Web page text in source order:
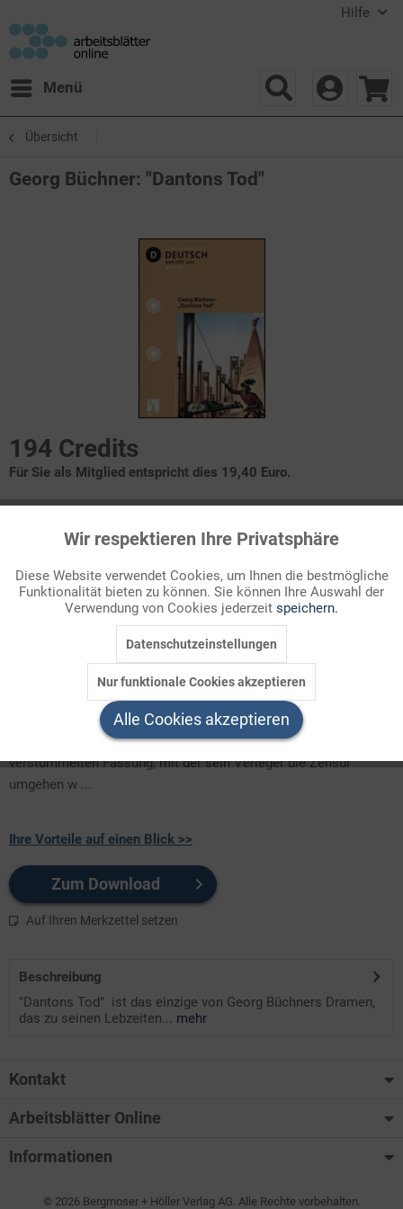
Hilfe
Menü
Übersicht
Georg Büchner: "Dantons Tod"
194 Credits
Für Sie als Mitglied entspricht dies 19,40 Euro.
Die Struktur des Dramas
Büchner und die Revolution
Von der Verführbarkeit des Volkes
Träumende, Liebende oder Wahnsinnige? - Frauenbilder
Inszenierungskonzepte
Staatliches Gewaltmonopol
ist das einzige von Georg Büchners Dramen, das
zu seinen Lebzeiten publiziert wurde; dies allerdings nur in einer
verstümmelten Fassung, mit der sein Verleger die Zensur
umgehen w ...
Ihre Vorteile auf einen Blick >>
Zum Download
Auf Ihren Merkzettel setzen
Beschreibung
"Dantons Tod" ist das einzige von Georg Büchners Dramen,
das zu seinen Lebzeiten... mehr
Kontakt
Arbeitsblätter Online
Informationen
© 2026 Bergmoser + Höller Verlag AG. Alle Rechte vorbehalten.
Funktionale Aktiv
Marketing Inaktiv
Inaktiv
Wir respektieren Ihre Privatsphäre
Diese Website verwendet Cookies, um Ihnen die bestmögliche
Funktionalität bieten zu können. Sie können Ihre Auswahl der
Verwendung von Cookies jederzeit speichern.
Datenschutzeinstellungen
Nur funktionale Cookies akzeptieren
Alle Cookies akzeptieren